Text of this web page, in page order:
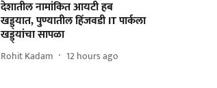
देशातील नामांकित आयटी हब
खड्ड्यात, पुण्यातील हिंजवडी IT पार्कला
खड्ड्यांचा सापळा
Rohit Kadam 12 hours ago